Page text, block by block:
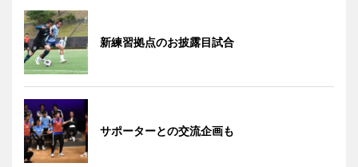
新練習拠点のお披露目試合
サポーターとの交流企画も